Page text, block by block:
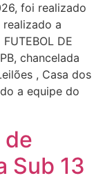
foi realizado
realizado a
FUTEBOL DE
chancelada
, Casa dos
a equipe do
de
Sub 13